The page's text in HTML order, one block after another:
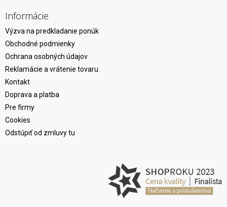
Informácie
Výzva na predkladanie ponúk
Obchodné podmienky
Ochrana osobných údajov
Reklamácie a vrátenie tovaru
Kontakt
Doprava a platba
Pre firmy
Cookies
Odstúpiť od zmluvy tu